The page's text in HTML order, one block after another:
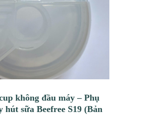
không đầu máy – Phụ
hút sữa Beefree S19 (Bản